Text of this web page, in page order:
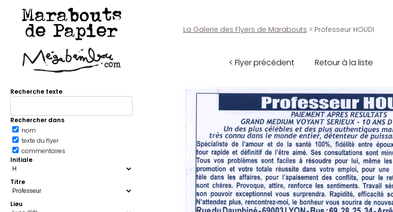
Marabouts
de Papier
Recherche texte
Rechercher dans
nom
texte du flyer
commentaires
Initiale
Titre
Lieu
La Galerie des Flyers de Marabouts > Professeur HOUDI
< Flyer précédent Retour à la liste